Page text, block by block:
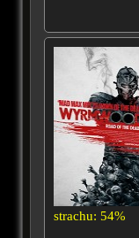
strachu: 54%